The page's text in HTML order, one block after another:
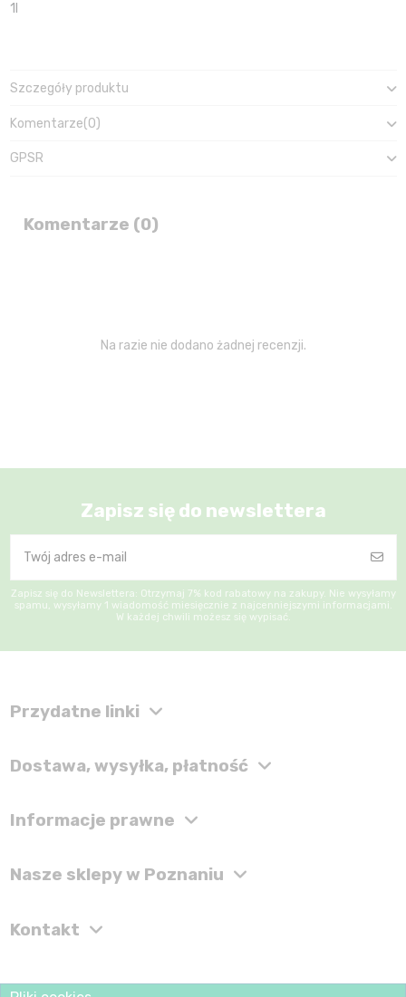
1l
Szczegóły produktu
Komentarze(0)
GPSR
Komentarze (0)
Na razie nie dodano żadnej recenzji.
Zapisz się do newslettera
Zapisz się do Newslettera: Otrzymaj 7% kod rabatowy na zakupy. Nie wysyłamy
spamu, wysyłamy 1 wiadomość miesięcznie z najcenniejszymi informacjami.
W każdej chwili możesz się wypisać.
Przydatne linki
Dostawa, wysyłka, płatność
Informacje prawne
Nasze sklepy w Poznaniu
Kontakt